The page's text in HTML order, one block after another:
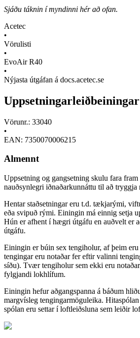
Sjáðu táknin í myndinni hér að ofan.
Acetec
•
Vörulisti
•
EvoAir R40
•
Nýjasta útgáfan á docs.acetec.se
Uppsetningarleiðbeiningar
Vörunr.: 33040
•
EAN: 7350070006215
Almennt
Uppsetning og gangsetning skulu fara
nauðsynlegri iðnaðarkunnáttu til að tryggja
Hentar staðsetningar eru t.d. tækjarými,
eða svipuð rými. Einingin má einnig setja
Hún er afhent í hægri útgáfu en auðvelt er
útgáfu.
Einingin er búin sex tengiholur, af þeim
tengingar eru notaðar fer eftir valinni
síðu). Tvær tengiholur sem ekki eru
fylgjandi lokhlífum.
Einingin hefur aðgangspanna á báðum
margvísleg tengingarmöguleika.
spólan eru settar í loftleiðsluna sem leiðir